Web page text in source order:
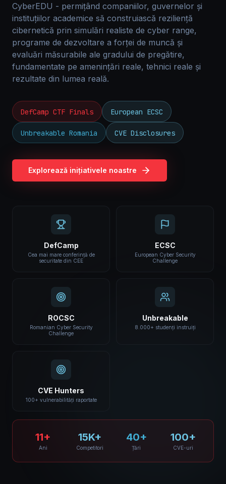
CyberEDU - permițând companiilor, guvernelor și
instituțiilor academice să construiască reziliență
cibernetică prin simulări realiste de cyber range,
programe de dezvoltare a forței de muncă și
evaluări măsurabile ale gradului de pregătire,
fundamentate pe amenințări reale, tehnici reale și
rezultate din lumea reală.
DefCamp CTF Finals European ECSC
Unbreakable Romania CVE Disclosures
Explorează inițiativele noastre
DefCamp
Cea mai mare conferință de
securitate din CEE
ECSC
European Cyber Security
Challenge
ROCSC
Romanian Cyber Security
Challenge
Unbreakable
8.000+ studenți instruiți
CVE Hunters
100+ vulnerabilități raportate
11+
Ani
15K+
Competitori
40+
Țări
100+
CVE-uri